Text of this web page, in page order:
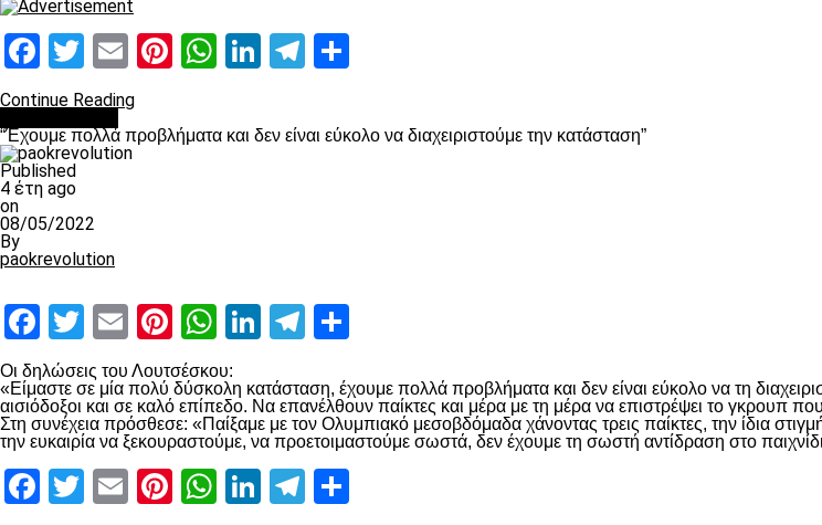
Facebook
Twitter
EmailPinterest
WhatsApp
LinkedIn
Telegram
Continue Reading
“Έχουμε πολλά προβλήματα και δεν είναι εύκολο να διαχειριστούμε την κατάσταση”
Published
4 έτη ago
on
08/05/2022
By
paokrevolution
Facebook
Twitter
EmailPinterest
WhatsApp
LinkedIn
Telegram
Οι δηλώσεις του Λουτσέσκου:
«Είμαστε σε μία πολύ δύσκολη κατάσταση, έχουμε πολλά προβλήματα και δεν είναι εύκολο να τη
αισιόδοξοι και σε καλό επίπεδο. Να επανέλθουν παίκτες και μέρα με τη μέρα να επιστρέψει το γκρουπ
Στη συνέχεια πρόσθεσε: «Παίξαμε με τον Ολυμπιακό μεσοβδόμαδα χάνοντας τρεις παίκτες, την ίδια
την ευκαιρία να ξεκουραστούμε, να προετοιμαστούμε σωστά, δεν έχουμε τη σωστή αντίδραση στο
Facebook
Twitter
EmailPinterest
WhatsApp
LinkedIn
Telegram